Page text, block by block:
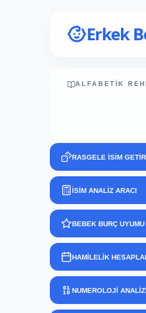
Erkek
ALFABETIK
RASGELE İSİM GETİR
İSİM ANALİZ ARACI
BEBEK BURÇ UYUMU
HAMİLELİK
NUMEROLOJİ ANALİZİ